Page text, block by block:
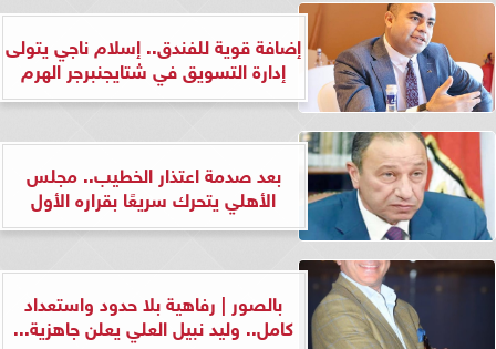
إضافة قوية للفندق.. إسلام ناجي يتولى
إدارة التسويق في شتايجنبرجر الهرم
بعد صدمة اعتذار الخطيب.. مجلس
الأهلي يتحرك سريعًا بقراره الأول
بالصور | رفاهية بلا حدود واستعداد
كامل.. وليد نبيل العلي يعلن جاهزية...